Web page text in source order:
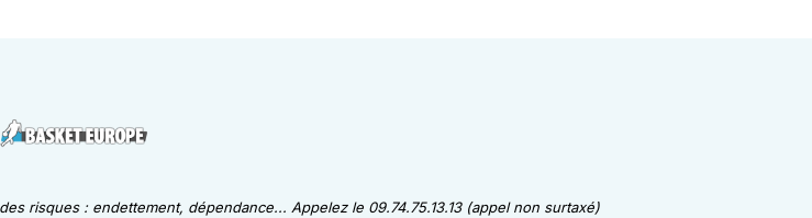
risques : endettement, dépendance... Appelez le 09.74.75.13.13 (appel non surtaxé)